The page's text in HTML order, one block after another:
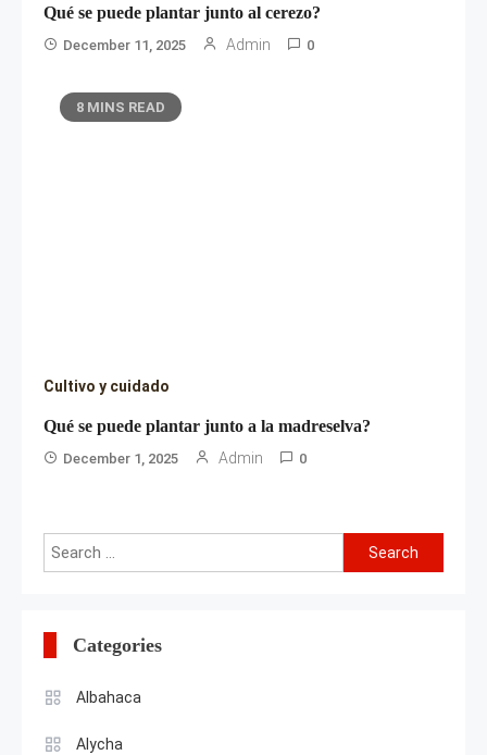
Qué se puede plantar junto al cerezo?
December 11, 2025 Admin 0
8 MINS READ
Cultivo y cuidado
Qué se puede plantar junto a la madreselva?
December 1, 2025 Admin 0
Search
for:
Categories
Albahaca
Alycha